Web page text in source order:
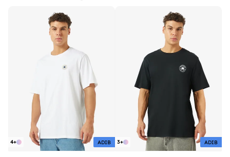
+
3 ADIB
+
4 ADIB